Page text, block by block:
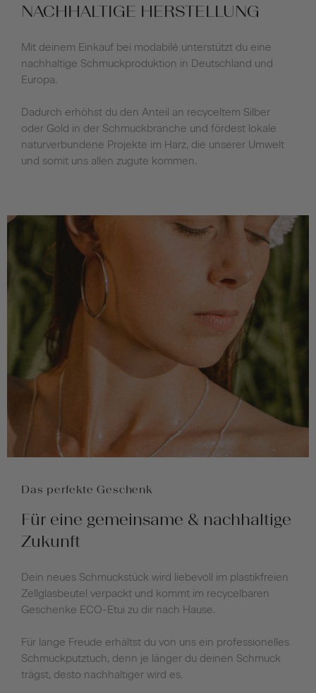
NACHHALTIGE HERSTELLUNG
Mit deinem Einkauf bei modabilé unterstützt du eine
nachhaltige Schmuckproduktion in Deutschland und
Europa.
Dadurch erhöhst du den Anteil an recyceltem Silber
oder Gold in der Schmuckbranche und fördest lokale
naturverbundene Projekte im Harz, die unserer Umwelt
und somit uns allen zugute kommen.
Das perfekte Geschenk
Für eine gemeinsame & nachhaltige
Zukunft
Dein neues Schmuckstück wird liebevoll im plastikfreien
Zellglasbeutel verpackt und kommt im recycelbaren
Geschenke ECO-Etui zu dir nach Hause.
Für lange Freude erhältst du von uns ein professionelles
Schmuckputztuch, denn je länger du deinen Schmuck
trägst, desto nachhaltiger wird es.